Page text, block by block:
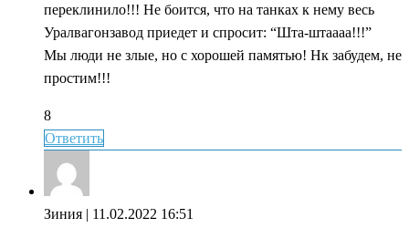
переклинило!!! Не боится, что на танках к нему весь
Уралвагонзавод приедет и спросит: “Шта-штаааа!!!”
Мы люди не злые, но с хорошей памятью! Нк забудем, не
простим!!!
8
Ответить
Зиния | 11.02.2022 16:51